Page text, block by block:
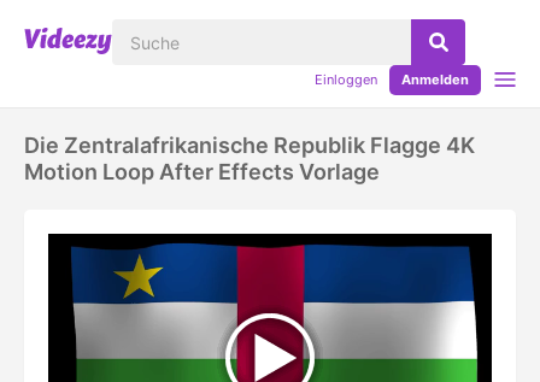
Einloggen Anmelden
Die Zentralafrikanische Republik Flagge 4K
Motion Loop After Effects Vorlage